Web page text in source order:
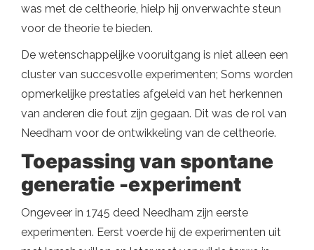
was met de celtheorie, hielp hij onverwachte steun
voor de theorie te bieden.
De wetenschappelijke vooruitgang is niet alleen een
cluster van succesvolle experimenten; Soms worden
opmerkelijke prestaties afgeleid van het herkennen
van anderen die fout zijn gegaan. Dit was de rol van
Needham voor de ontwikkeling van de celtheorie.
Toepassing van spontane
generatie -experiment
Ongeveer in 1745 deed Needham zijn eerste
experimenten. Eerst voerde hij de experimenten uit